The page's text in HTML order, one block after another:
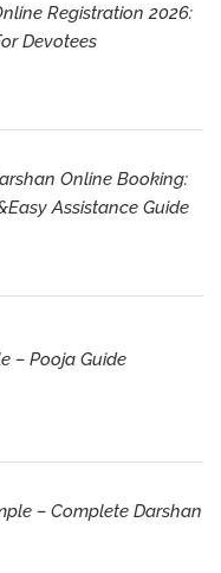
Registration 2026:
Devotees
Online Booking:
Assistance Guide
– Pooja Guide
– Complete Darshan